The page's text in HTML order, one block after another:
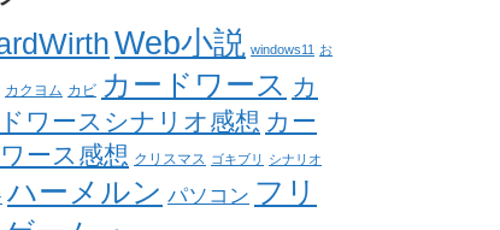
Web小説 windows11 お
カクヨム カビ カードワース カ
ワースシナリオ感想 カー
ワース感想 クリスマス ゴキブリ シナリオ
ハーメルン パソコン フリ